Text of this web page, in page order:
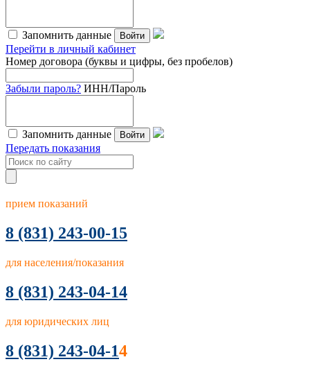
Запомнить данные Войти
Перейти в личный кабинет
Номер договора (буквы и цифры, без пробелов)
Забыли пароль? ИНН/Пароль
Запомнить данные Войти
Передать показания
прием показаний
8 (831) 243-00-15
для населения/показания
8 (831) 243-04-14
для юридических лиц
8 (831) 243-04-14